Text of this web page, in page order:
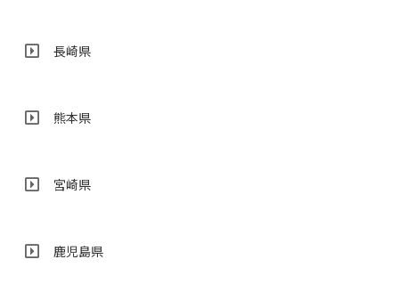
長崎県
熊本県
宮崎県
鹿児島県